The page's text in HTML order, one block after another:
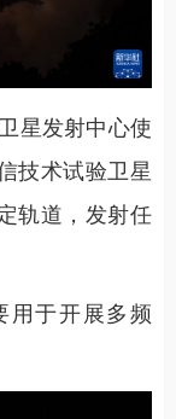
星发射中心使
技术试验卫星
轨道，发射任
用于开展多频